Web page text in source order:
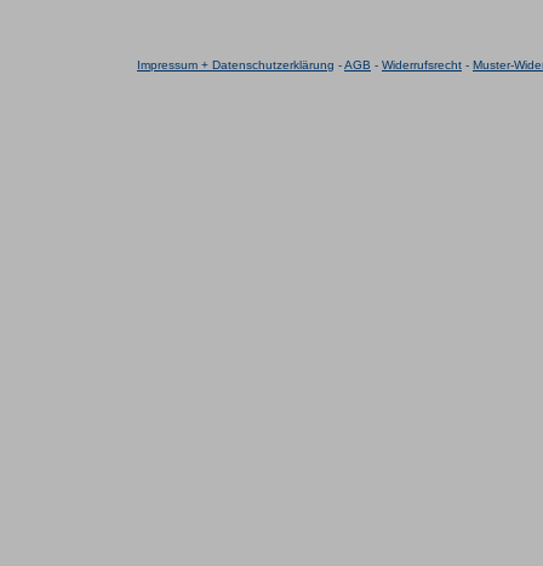
Impressum + Datenschutzerklärung -AGB - Widerrufsrecht - Muster-